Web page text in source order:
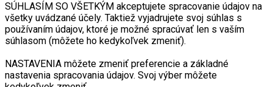
SÚHLASÍM SO VŠETKÝM akceptujete spracovanie údajov na
všetky uvádzané účely. Taktiež vyjadrujete svoj súhlas s
používaním údajov, ktoré je možné spracúvať len s vaším
súhlasom (môžete ho kedykoľvek zmeniť).
NASTAVENIA môžete zmeniť preferencie a základné
nastavenia spracovania údajov. Svoj výber môžete